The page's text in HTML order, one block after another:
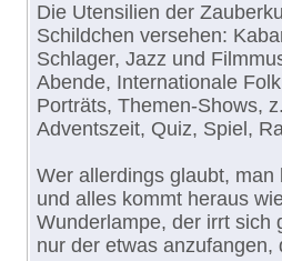
Die Utensilien der
Schildchen versehen:
Schlager, Jazz und
Abende, Internationale
Porträts, Themen-Shows,
Adventszeit, Quiz, Spiel,
Wer allerdings glaubt,
und alles kommt heraus
Wunderlampe, der irrt sich
nur der etwas